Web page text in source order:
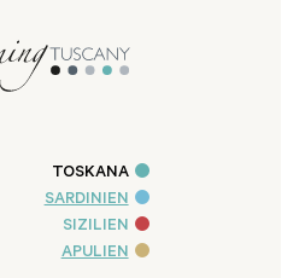
TOSKANA
SARDINIEN
SIZILIEN
APULIEN